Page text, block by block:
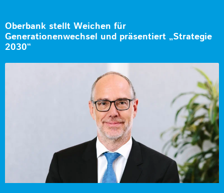
Oberbank stellt Weichen für
Generationenwechsel und präsentiert „Strategie
2030“